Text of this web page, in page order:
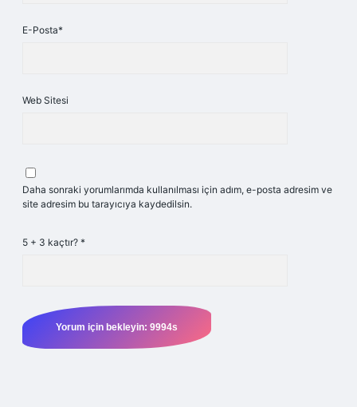
E-Posta*
Web Sitesi
Daha sonraki yorumlarımda kullanılması için adım, e-posta adresim ve
site adresim bu tarayıcıya kaydedilsin.
5 + 3 kaçtır? *